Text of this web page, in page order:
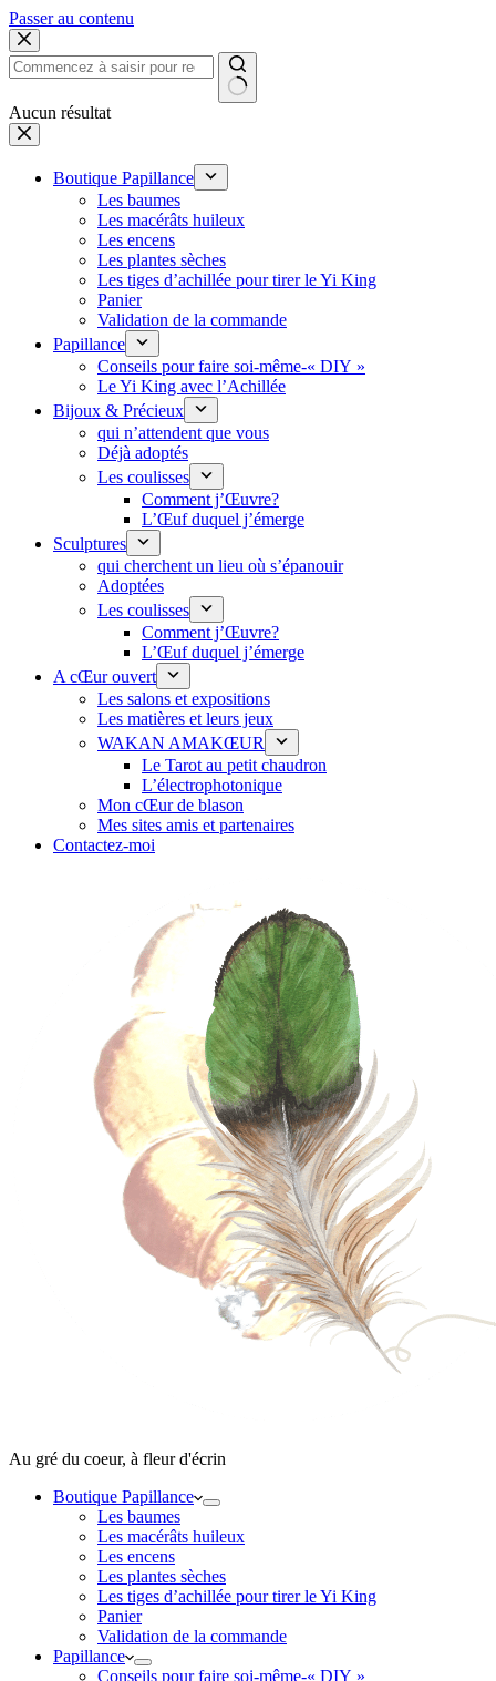
Passer au contenu
Aucun résultat
Boutique Papillance
Les baumes
Les macérâts huileux
Les encens
Les plantes sèches
Les tiges d’achillée pour tirer le Yi King
Panier
Validation de la commande
Papillance
Conseils pour faire soi-même-« DIY »
Le Yi King avec l’Achillée
Bijoux & Précieux
qui n’attendent que vous
Déjà adoptés
Les coulisses
Comment j’Œuvre?
L’Œuf duquel j’émerge
Sculptures
qui cherchent un lieu où s’épanouir
Adoptées
Les coulisses
Comment j’Œuvre?
L’Œuf duquel j’émerge
A cŒur ouvert
Les salons et expositions
Les matières et leurs jeux
WAKAN AMAKŒUR
Le Tarot au petit chaudron
L’électrophotonique
Mon cŒur de blason
Mes sites amis et partenaires
Contactez-moi
Au gré du coeur, à fleur d'écrin
Boutique Papillance
Les baumes
Les macérâts huileux
Les encens
Les plantes sèches
Les tiges d’achillée pour tirer le Yi King
Panier
Validation de la commande
Papillance
Conseils pour faire soi-même-« DIY »